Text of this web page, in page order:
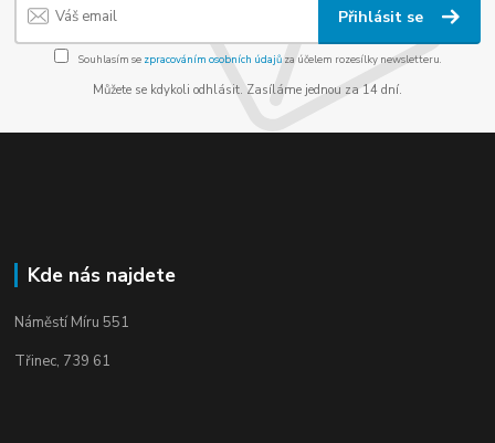
Přihlásit se
Souhlasím se zpracováním osobních údajůza účelem rozesílky newsletteru.
Můžete se kdykoli odhlásit. Zasíláme jednou za 14 dní.
Kde nás najdete
Náměstí Míru 551
Třinec, 739 61